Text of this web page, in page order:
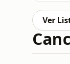
Ver